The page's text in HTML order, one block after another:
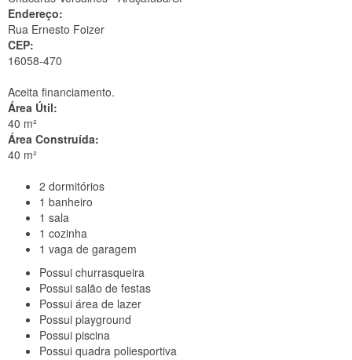
Endereço:
Rua Ernesto Foizer
CEP:
16058-470
Aceita financiamento.
Área Útil:
40 m²
Área Construída:
40 m²
2 dormitórios
1 banheiro
1 sala
1 cozinha
1 vaga de garagem
Possui churrasqueira
Possui salão de festas
Possui área de lazer
Possui playground
Possui piscina
Possui quadra poliesportiva